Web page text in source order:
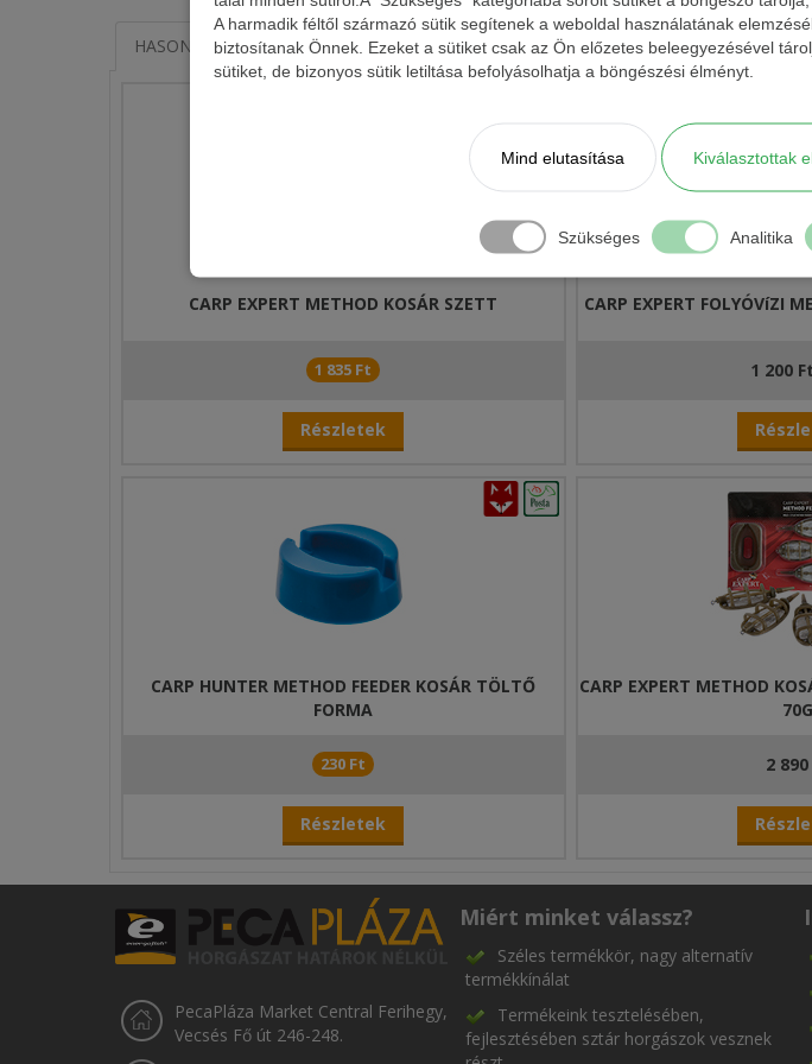
A harmadik féltől származó sütik segítenek a weboldal használatának
biztosítanak Önnek. Ezeket a sütiket csak az Ön előzetes beleegyezésével
sütiket, de bizonyos sütik letiltása befolyásolhatja a böngészési élményt.
Mind elutasítása Kiválasztottak
Szükséges Analitika
Ez a forma a Benzár Arc Flat XL kosarak tökéletes kiegészítője.
HASONLÓ TERMÉKEK KAPCSOLÓDÓ ÍRÁSOK
CARP EXPERT METHOD KOSÁR SZETT
1 835 Ft
Részletek
CARP EXPERT FOLYÓVíZI
1 200
CARP HUNTER METHOD FEEDER KOSÁR TÖLTŐ
FORMA
230 Ft
Részletek
CARP EXPERT METHOD
70G
2
PecaPláza Market Central Ferihegy,
Vecsés Fő út 246-248.
Miért minket válassz?
Széles termékkör, nagy alternatív
termékkínálat
Termékeink tesztelésében,
fejlesztésében sztár horgászok vesznek